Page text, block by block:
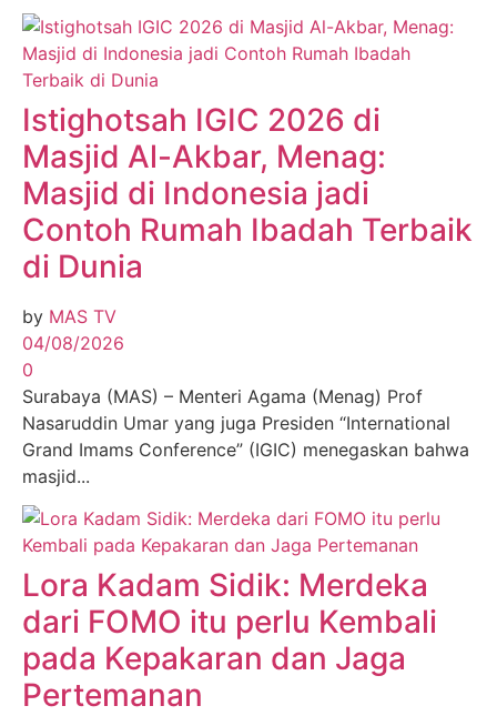
Istighotsah IGIC 2026 di
Masjid Al-Akbar, Menag:
Masjid di Indonesia jadi
Contoh Rumah Ibadah Terbaik
di Dunia
by MAS TV
04/08/2026
0
Surabaya (MAS) – Menteri Agama (Menag) Prof
Nasaruddin Umar yang juga Presiden “International
Grand Imams Conference” (IGIC) menegaskan bahwa
masjid...
Lora Kadam Sidik: Merdeka
dari FOMO itu perlu Kembali
pada Kepakaran dan Jaga
Pertemanan